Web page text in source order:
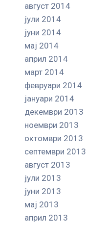
август 2014
јули 2014
јуни 2014
мај 2014
април 2014
март 2014
февруари 2014
јануари 2014
декември 2013
ноември 2013
октомври 2013
септември 2013
август 2013
јули 2013
јуни 2013
мај 2013
април 2013